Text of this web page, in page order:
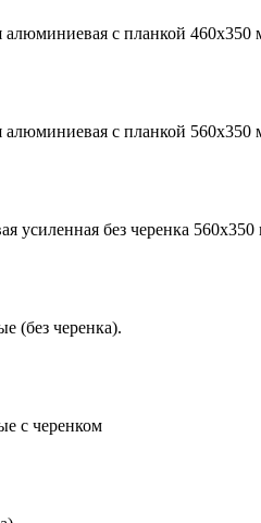
алюминиевая с планкой 460х350
алюминиевая с планкой 560х350
усиленная без черенка
(без черенка).
с черенком